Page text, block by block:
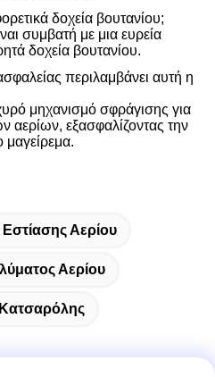
δοχεία βουτανίου;
συμβατή με μια ευρεία
δοχεία βουτανίου.
περιλαμβάνει αυτή η
μηχανισμό σφράγισης για
αερίων, εξασφαλίζοντας την
Αερίου
Αερίου